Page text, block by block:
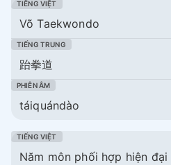
Võ Taekwondo
跆拳道
táiquándào
Năm môn phối hợp hiện đại